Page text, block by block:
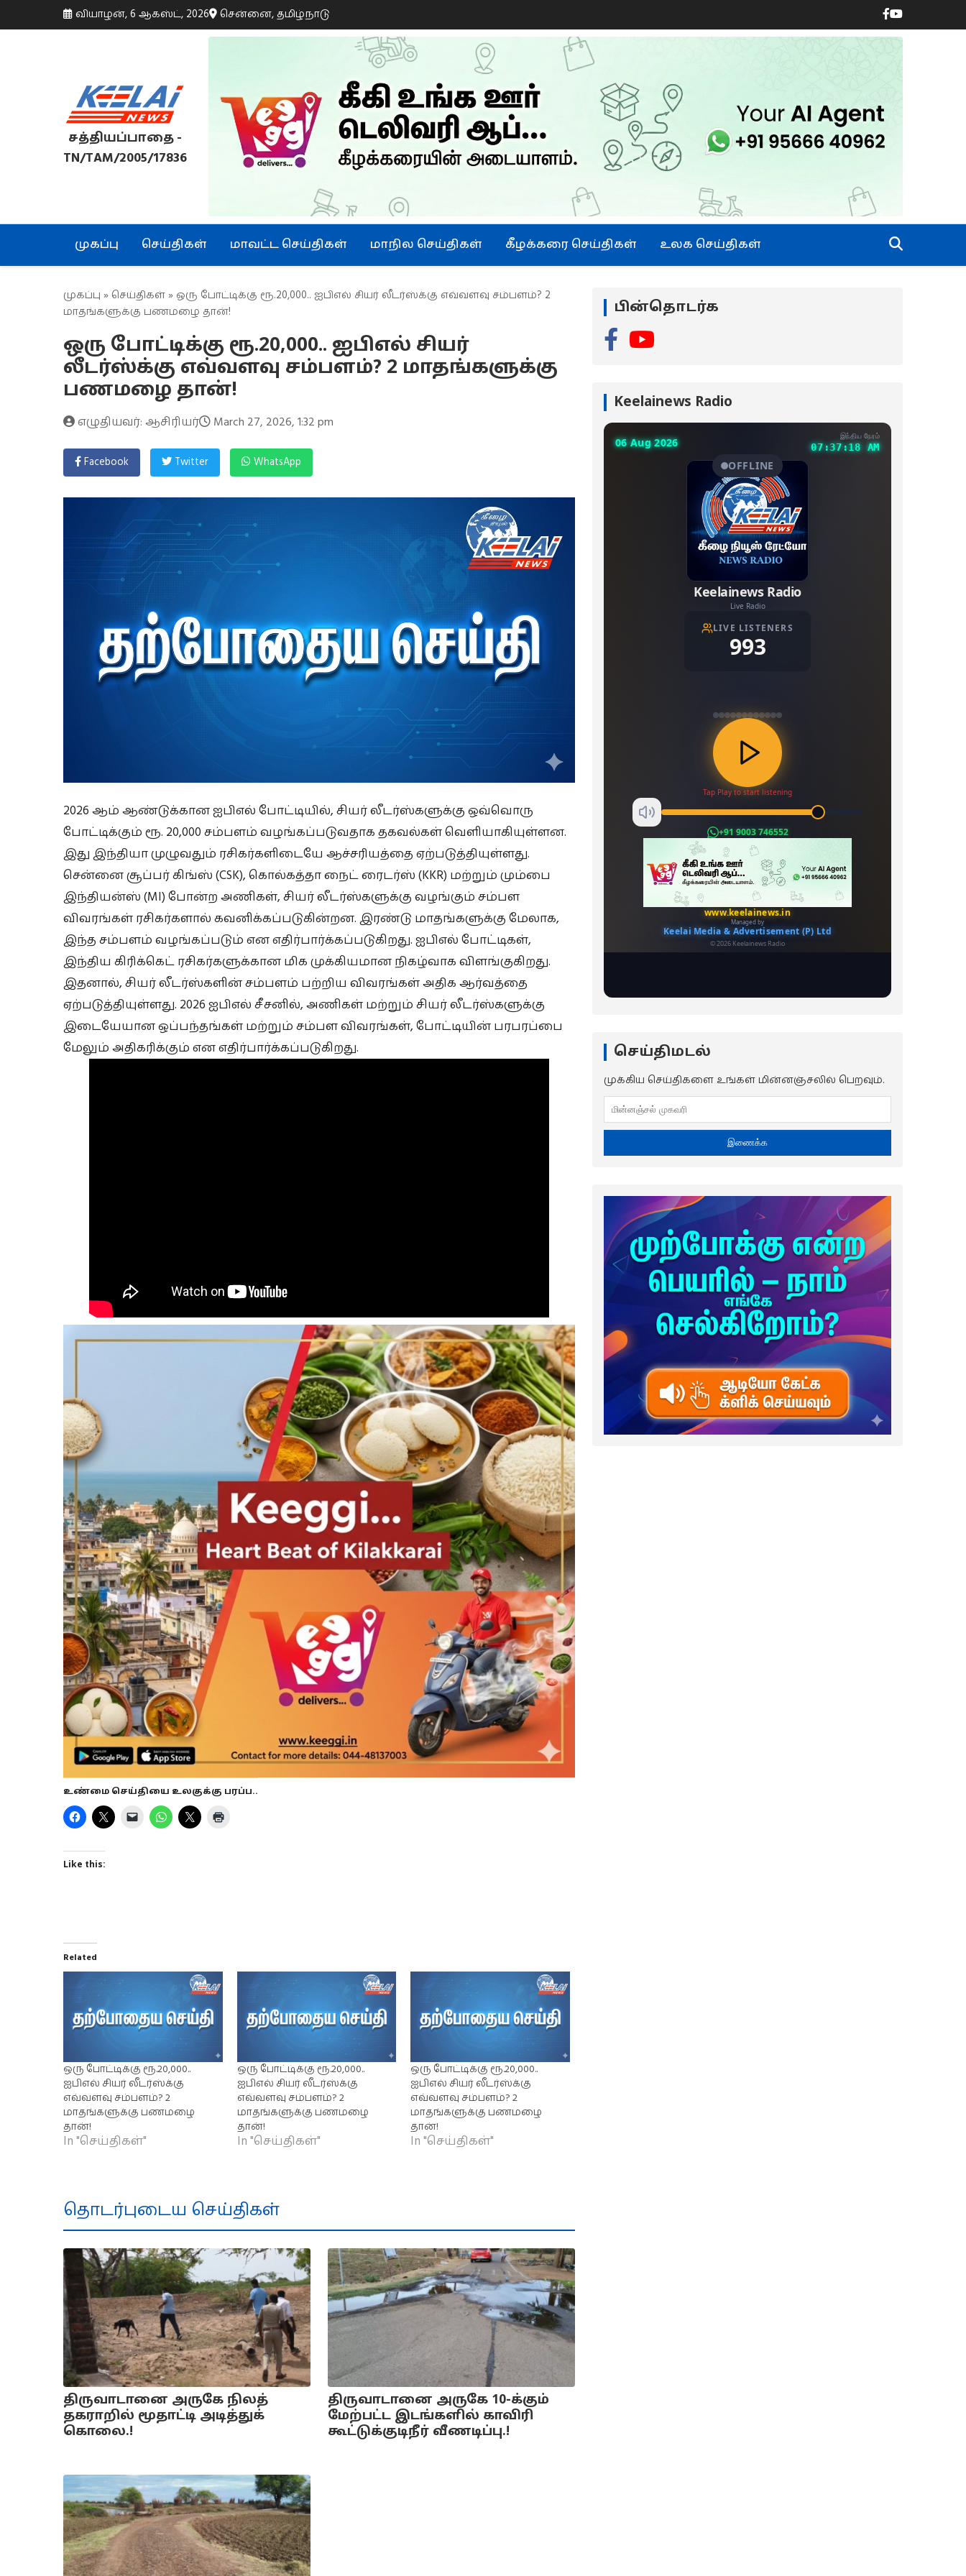
வியாழன், 6 ஆகஸ்ட், 2026 சென்னை, தமிழ்நாடு
சத்தியப்பாதை -
TN/TAM/2005/17836
முகப்பு செய்திகள் மாவட்ட செய்திகள் மாநில செய்திகள் கீழக்கரை செய்திகள் உலக செய்திகள்
முகப்பு » செய்திகள் » ஒரு போட்டிக்கு ரூ.20,000.. ஐபிஎல் சியர் லீடர்ஸ்க்கு எவ்வளவு சம்பளம்? 2
மாதங்களுக்கு பணமழை தான்!
ஒரு போட்டிக்கு ரூ.20,000.. ஐபிஎல் சியர்
லீடர்ஸ்க்கு எவ்வளவு சம்பளம்? 2 மாதங்களுக்கு
பணமழை தான்!
எழுதியவர்: ஆசிரியர் March 27, 2026, 1:32 pm
Facebook Twitter WhatsApp
2026 ஆம் ஆண்டுக்கான ஐபிஎல் போட்டியில், சியர் லீடர்ஸ்களுக்கு ஒவ்வொரு
போட்டிக்கும் ரூ. 20,000 சம்பளம் வழங்கப்படுவதாக தகவல்கள் வெளியாகியுள்ளன.
இது இந்தியா முழுவதும் ரசிகர்களிடையே ஆச்சரியத்தை ஏற்படுத்தியுள்ளது.
சென்னை சூப்பர் கிங்ஸ் (CSK), கொல்கத்தா நைட் ரைடர்ஸ் (KKR) மற்றும் மும்பை
இந்தியன்ஸ் (MI) போன்ற அணிகள், சியர் லீடர்ஸ்களுக்கு வழங்கும் சம்பள
விவரங்கள் ரசிகர்களால் கவனிக்கப்படுகின்றன. இரண்டு மாதங்களுக்கு மேலாக,
இந்த சம்பளம் வழங்கப்படும் என எதிர்பார்க்கப்படுகிறது. ஐபிஎல் போட்டிகள்,
இந்திய கிரிக்கெட் ரசிகர்களுக்கான மிக முக்கியமான நிகழ்வாக விளங்குகிறது.
இதனால், சியர் லீடர்ஸ்களின் சம்பளம் பற்றிய விவரங்கள் அதிக ஆர்வத்தை
ஏற்படுத்தியுள்ளது. 2026 ஐபிஎல் சீசனில், அணிகள் மற்றும் சியர் லீடர்ஸ்களுக்கு
இடையேயான ஒப்பந்தங்கள் மற்றும் சம்பள விவரங்கள், போட்டியின் பரபரப்பை
மேலும் அதிகரிக்கும் என எதிர்பார்க்கப்படுகிறது.
உண்மை செய்தியை உலகுக்கு பரப்ப..
Like this:
Related
ஒரு போட்டிக்கு ரூ.20,000..
ஐபிஎல் சியர் லீடர்ஸ்க்கு
எவ்வளவு சம்பளம்? 2
மாதங்களுக்கு பணமழை
தான்!
In "செய்திகள்"
ஒரு போட்டிக்கு ரூ.20,000..
ஐபிஎல் சியர் லீடர்ஸ்க்கு
எவ்வளவு சம்பளம்? 2
மாதங்களுக்கு பணமழை
தான்!
In "செய்திகள்"
ஒரு போட்டிக்கு ரூ.20,000..
ஐபிஎல் சியர் லீடர்ஸ்க்கு
எவ்வளவு சம்பளம்? 2
மாதங்களுக்கு பணமழை
தான்!
In "செய்திகள்"
தொடர்புடைய செய்திகள்
திருவாடானை அருகே நிலத்
தகராறில் மூதாட்டி அடித்துக்
கொலை.!
திருவாடானை அருகே 10-க்கும்
மேற்பட்ட இடங்களில் காவிரி
கூட்டுக்குடிநீர் வீணடிப்பு.!
பின்தொடர்க
Keelainews Radio
செய்திமடல்
முக்கிய செய்திகளை உங்கள் மின்னஞ்சலில் பெறவும்.
இணைக்க